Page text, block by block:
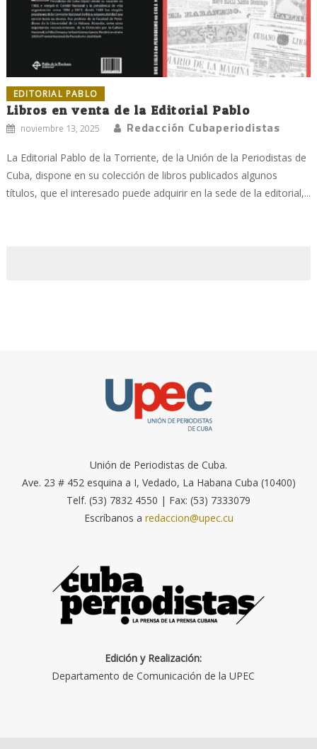
EDITORIAL PABLO
Libros en venta de la Editorial Pablo
noviembre 13, 2025 Redacción Cubaperiodistas
La Editorial Pablo de la Torriente, de la Unión de la Periodistas de
Cuba, dispone en su colección de libros publicados algunos
títulos, que el interesado puede adquirir en la sede de la editorial,...
Unión de Periodistas de Cuba.
Ave. 23 # 452 esquina a I, Vedado, La Habana Cuba (10400)
Telf. (53) 7832 4550 | Fax: (53) 7333079
Escríbanos a redaccion@upec.cu
Edición y Realización:
Departamento de Comunicación de la UPEC